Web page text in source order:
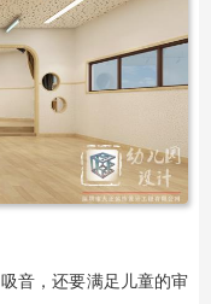
音，还要满足儿童的审